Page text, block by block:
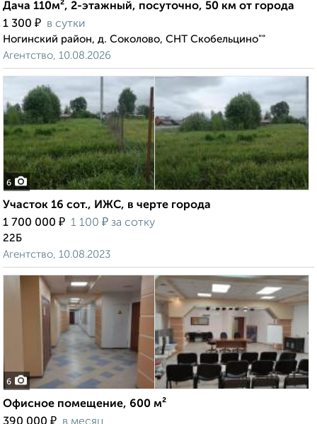
Дача 110м², 2-этажный, посуточно, 50 км от города
1 300 ₽ в сутки
Ногинский район, д. Соколово, СНТ Скобельцино""
Агентство, 10.08.2026
6
Участок 16 сот., ИЖС, в черте города
1 700 000 ₽ 1 100 ₽ за сотку
22Б
Агентство, 10.08.2023
6
Офисное помещение, 600 м²
₽